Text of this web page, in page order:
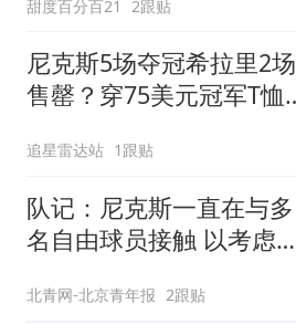
甜度百分百21 2跟贴
尼克斯5场夺冠希拉里2场
售罄？穿75美元冠军T恤
追星雷达站 1跟贴
队记：尼克斯一直在与多
名自由球员接触 以考虑填
北青网-北京青年报 2跟贴